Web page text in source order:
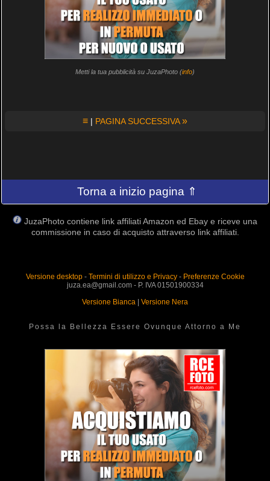
Metti la tua pubblicità su JuzaPhoto (info)
≡ | PAGINA SUCCESSIVA»
Torna a inizio pagina ⇑
JuzaPhoto contiene link affiliati Amazon ed Ebay e riceve una
commissione in caso di acquisto attraverso link affiliati.
Versione desktop- Termini di utilizzo e Privacy- Preferenze Cookie
juza.ea@gmail.com - P. IVA 01501900334
Versione Bianca
Versione Nera
Possa la Bellezza Essere Ovunque Attorno a Me